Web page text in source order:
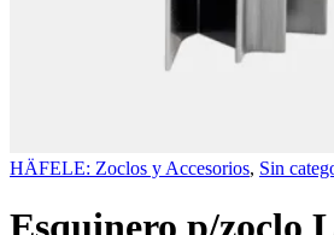
HÄFELE: Zoclos y Accesorios, Sin